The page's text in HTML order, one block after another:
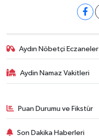
Aydın Nöbetçi Eczaneler
Aydin Namaz Vakitleri
Puan Durumu ve Fikstür
Son Dakika Haberleri